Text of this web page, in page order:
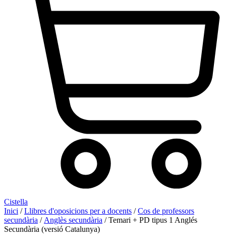
Cistella
Inici /Llibres d'oposicions per a docents /Cos de professors
secundària / Anglès secundària / Temari + PD tipus 1 Anglés
Secundària (versió Catalunya)